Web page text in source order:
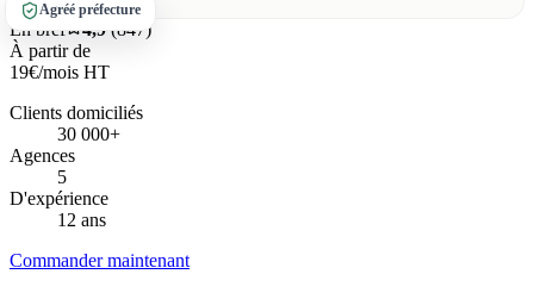
Agréé préfecture
En bref 4,9 (847)
À partir de
19€/mois HT
Clients domiciliés
30 000+
Agences
5
D'expérience
12 ans
Commander maintenant